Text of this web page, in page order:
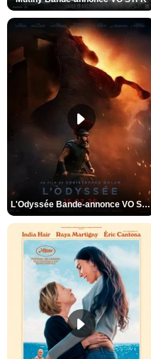
L'Odyssée Bande-annonce VO STFR